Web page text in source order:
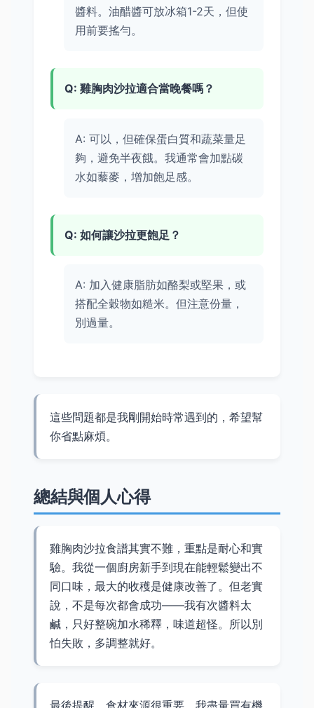
醬料。油醋醬可放冰箱1-2天，但使
用前要搖勻。
Q: 雞胸肉沙拉適合當晚餐嗎？
A: 可以，但確保蛋白質和蔬菜量足
夠，避免半夜餓。我通常會加點碳
水如藜麥，增加飽足感。
Q: 如何讓沙拉更飽足？
A: 加入健康脂肪如酪梨或堅果，或
搭配全穀物如糙米。但注意份量，
別過量。
這些問題都是我剛開始時常遇到的，希望幫
你省點麻煩。
總結與個人心得
雞胸肉沙拉食譜其實不難，重點是耐心和實
驗。我從一個廚房新手到現在能輕鬆變出不
同口味，最大的收穫是健康改善了。但老實
說，不是每次都會成功——我有次醬料太
鹹，只好整碗加水稀釋，味道超怪。所以別
怕失敗，多調整就好。